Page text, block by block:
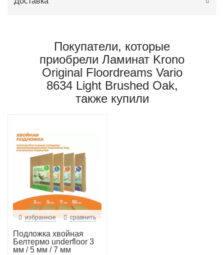
Покупатели, которые
приобрели Ламинат Krono
Original Floordreams Vario
8634 Light Brushed Oak,
также купили
избранное сравнить
Подложка хвойная
Белтермо underfloor 3
мм / 5 мм / 7 мм